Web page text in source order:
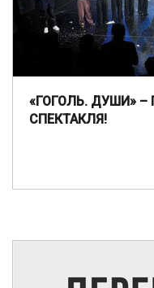
«ГОГОЛЬ. ДУШИ» –
СПЕКТАКЛЯ!